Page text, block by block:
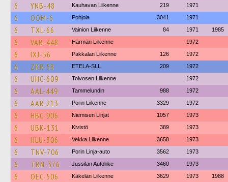
6 YNB-48 Kauhavan Liikenne 219 1971
6 OOM-6 Pohjola 3041 1971
6 TXL-66 Vainion Liikenne 84 1971 1985
6 VAB-448 Härmän Liikenne 1972
6 IXJ-56 Pakkalan Liikenne 126 1972
6 ZKR-58 ETELA-SLL 209 1972
6 UHC-609 Toivosen Liikenne 1972
6 AAL-449 Tammelundin 988 1972
6 AAR-213 Porin Liikenne 3329 1972
6 HBC-906 Niemisen Linjat 1057 1973
6 UBK-131 Kivistö 389 1973
6 HLU-306 Vekka Liikenne 3658 1973
6 TNV-706 Porin Linja-auto 3562 1973
6 TBN-376 Jussilan Autoliike 3460 1973
6 OEC-506 Käkelän Liikenne 3629 1973 1988